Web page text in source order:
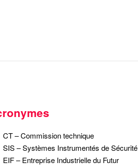
CT – Commission technique
SIS – Systèmes Instrumentés de Sécurité
EIF – Entreprise Industrielle du Futur